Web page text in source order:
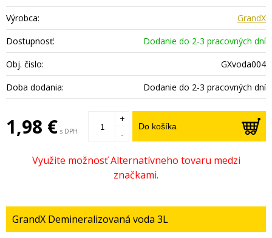
Výrobca:
GrandX
Dostupnosť:
Dodanie do 2-3 pracovných dní
Obj. čislo:
GXvoda004
Doba dodania:
Dodanie do 2-3 pracovných dní
1,98 € s DPH Do košíka
+
-
GrandX Demineralizovaná voda 3L